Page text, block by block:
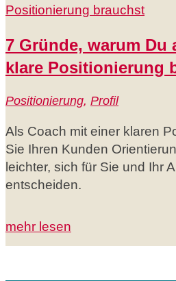
7 Gründe, warum Du
klare Positionierung
Positionierung, Profil
Als Coach mit einer klaren
Sie Ihren Kunden
leichter, sich für Sie und Ihr
entscheiden.
mehr lesen